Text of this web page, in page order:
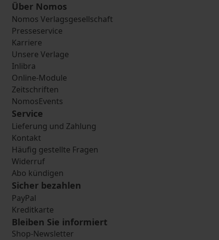
Über Nomos
Nomos Verlagsgesellschaft
Presseservice
Karriere
Unsere Verlage
Inlibra
Online-Module
Zeitschriften
NomosEvents
Service
Lieferung und Zahlung
Kontakt
Häufig gestellte Fragen
Widerruf
Abo kündigen
Sicher bezahlen
PayPal
Kreditkarte
Bleiben Sie informiert
Shop-Newsletter